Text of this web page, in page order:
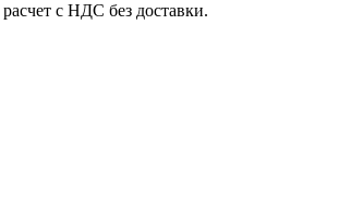
с НДС без доставки.